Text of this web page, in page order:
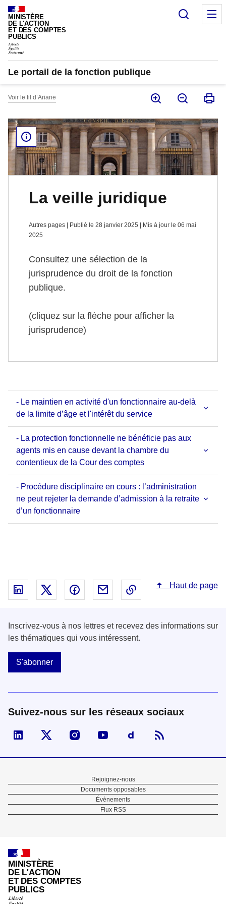
Panneau de gestion des cookies
MINISTÈRE
DE L'ACTION
ET DES COMPTES
PUBLICS
Le portail de la fonction publique
Voir le fil d’Ariane
La veille juridique
Autres pages | Publié le 28 janvier 2025 | Mis à jour le 06 mai
2025
Consultez une sélection de la
jurisprudence du droit de la fonction
publique.
(cliquez sur la flèche pour afficher la
jurisprudence)
- Le maintien en activité d'un fonctionnaire au-delà
de la limite d’âge et l'intérêt du service
- La protection fonctionnelle ne bénéficie pas aux
agents mis en cause devant la chambre du
contentieux de la Cour des comptes
- Procédure disciplinaire en cours : l’administration
ne peut rejeter la demande d’admission à la retraite
d’un fonctionnaire
Partager sur Linked In - nouvelle fenêtre
Partager sur X - nouvelle fenêtre
Partager sur Facebook - nouvelle
Partager par email - nouvelle
Copier le lien dans le
Haut de page
Inscrivez-vous à nos lettres et recevez des informations sur
les thématiques qui vous intéressent.
S'abonner
Suivez-nous sur les réseaux sociaux
Visiter la page Linked In de fonction publique
Visiter la page X de fonction publique
Visiter la page Instagram de fonction
Visiter la page You Tube de
Visiter la page
Pied
de
Rejoignez-nous
Documents opposables
Évènements
Flux RSS
MINISTÈRE
DE L'ACTION
ET DES COMPTES
PUBLICS